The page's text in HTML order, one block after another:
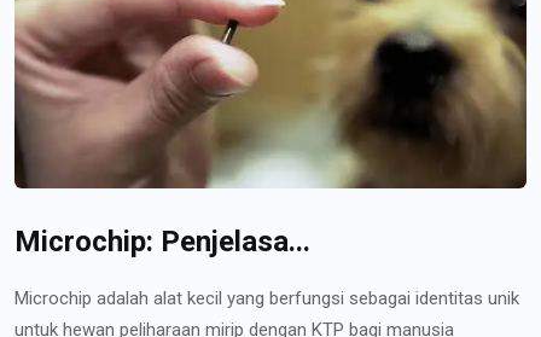
Microchip: Penjelasa...
Microchip adalah alat kecil yang berfungsi sebagai identitas unik
untuk hewan peliharaan mirip dengan KTP bagi manusia